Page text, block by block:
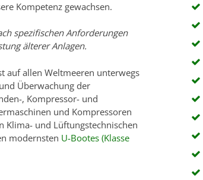
Kompetenz gewachsen.
spezifischen Anforderungen
älterer Anlagen.
auf allen Weltmeeren unterwegs
Überwachung der
, Kompressor- und
und Kompressoren
Klima- und Lüftungstechnischen
modernsten U-Bootes (Klasse